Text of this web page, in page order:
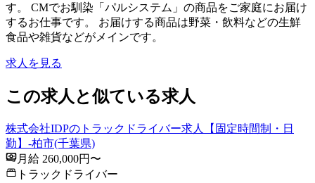
す。 CMでお馴染「パルシステム」の商品をご家庭にお届け
するお仕事です。 お届けする商品は野菜・飲料などの生鮮
食品や雑貨などがメインです。
求人を見る
この求人と似ている求人
株式会社IDPのトラックドライバー求人【固定時間制・日
勤】-柏市(千葉県)
月給 260,000円〜
トラックドライバー